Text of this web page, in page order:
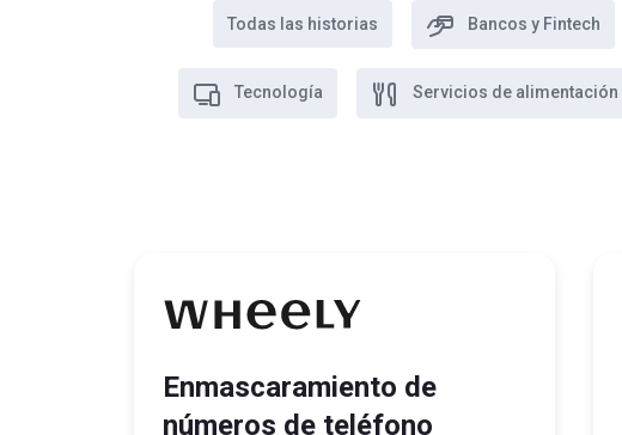
Todas las historias Bancos y Fintech
Tecnología Servicios de alimentación
Enmascaramiento de
números de teléfono